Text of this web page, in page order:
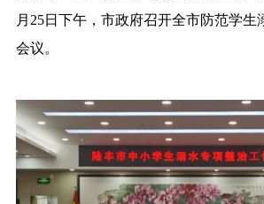
月25日下午，市政府召开全市防范学生
会议。